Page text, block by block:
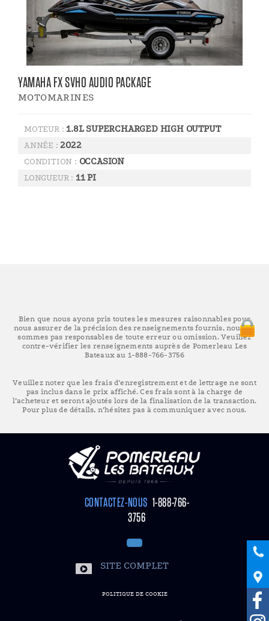
YAMAHA FX SVHO AUDIO PACKAGE
MOTOMARINES
MOTEUR :1.8L SUPERCHARGED HIGH OUTPUT
ANNÉE :2022
CONDITION : OCCASION
LONGUEUR : 11 PI
Bien que nous ayons pris toutes les mesures raisonnables pour
nous assurer de la précision des renseignements fournis, nous ne
sommes pas responsables de toute erreur ou omission. Veuillez
contre-vérifier les renseignements auprès de Pomerleau Les
Bateaux au 1-888-766-3756
Veuillez noter que les frais d’enregistrement et de lettrage ne sont
pas inclus dans le prix affiché. Ces frais sont à la charge de
l’acheteur et seront ajoutés lors de la finalisation de la transaction.
Pour plus de détails, n’hésitez pas à communiquer avec nous.
CONTACTEZ-NOUS 1-888-766-
3756
SITE COMPLET
POLITIQUE DE COOKIE